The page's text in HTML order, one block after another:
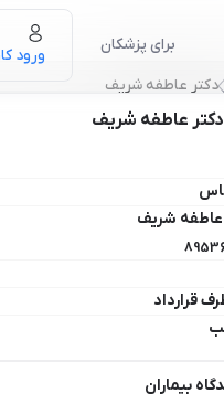
برای پزشکان
ورود
دکتر عاطفه شریف
دکتر عاطفه شریف
عاطفه شریف
قرارداد
بیماران